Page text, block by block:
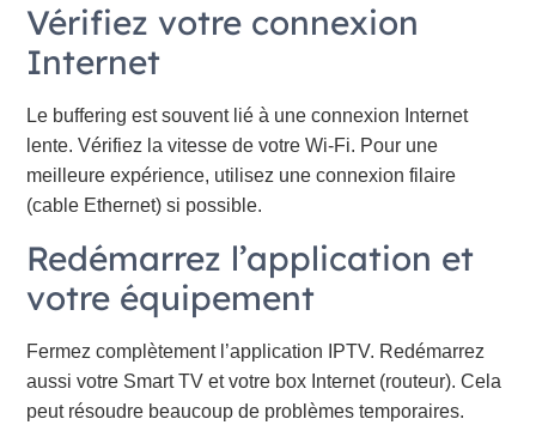
Vérifiez votre connexion
Internet
Le buffering est souvent lié à une connexion Internet
lente. Vérifiez la vitesse de votre Wi-Fi. Pour une
meilleure expérience, utilisez une connexion filaire
(cable Ethernet) si possible.
Redémarrez l’application et
votre équipement
Fermez complètement l’application IPTV. Redémarrez
aussi votre Smart TV et votre box Internet (routeur). Cela
peut résoudre beaucoup de problèmes temporaires.